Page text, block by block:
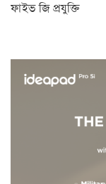
ফাইভ জি প্রযুক্তি